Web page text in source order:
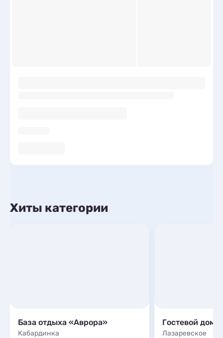
Хиты категории
База отдыха «Аврора»
Кабардинка
Гостевой дом
Лазаревское